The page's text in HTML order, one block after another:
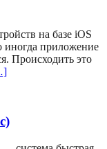
на базе iOS
иногда приложение
Происходить это